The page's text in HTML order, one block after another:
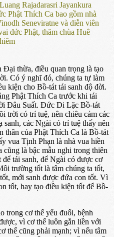
Rajadarasri Jayankura
Phật Thích Ca bao gồm nhà
Seneviratne và diễn viên
đức Phật, thăm chùa Huê
Đại thừa, điều quan trọng là tạo
Có ý nghĩ đó, chúng ta tự làm
kiện cho Bồ-tát tái sanh độ đời.
Phật Thích Ca trước khi tái
Đâu Suất. Đức Di Lặc Bồ-tát
trời có trí tuệ, nên chiêu cảm các
các Ngài có trí tuệ thấy nên
thân của Phật Thích Ca là Bồ-tát
vua Tịnh Phạn là nhà vua hiền
là bậc mẫu nghi trong thiên
tái sanh, để Ngài có được cơ
trường tốt là tâm chúng ta tốt,
mới sanh được đứa con tốt. Vì
tốt, hay tạo điều kiện tốt để Bồ-
trong cơ thể yếu đuối, bệnh
vì cơ thể luôn gắn liền với
thể cũng phải mạnh; vì nếu tâm